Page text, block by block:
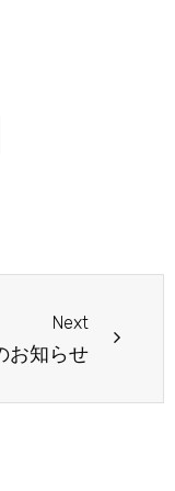
Next
お知らせ